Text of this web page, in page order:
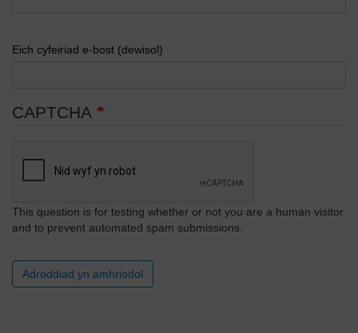
Eich cyfeiriad e-bost (dewisol)
CAPTCHA
This question is for testing whether or not you are a human visitor
and to prevent automated spam submissions.
Adroddiad yn amhriodol